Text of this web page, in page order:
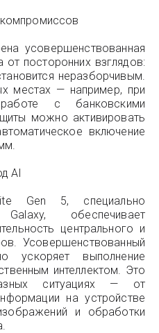
усовершенствованная
от посторонних взглядов:
неразборчивым.
местах — например, при
с банковскими
можно активировать
включение
AI
Gen 5, специально
обеспечивает
центрального и
Усовершенствованный
ускоряет выполнение
интеллектом. Это
ситуациях — от
на устройстве
и обработки